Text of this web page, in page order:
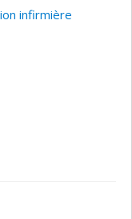
infirmière